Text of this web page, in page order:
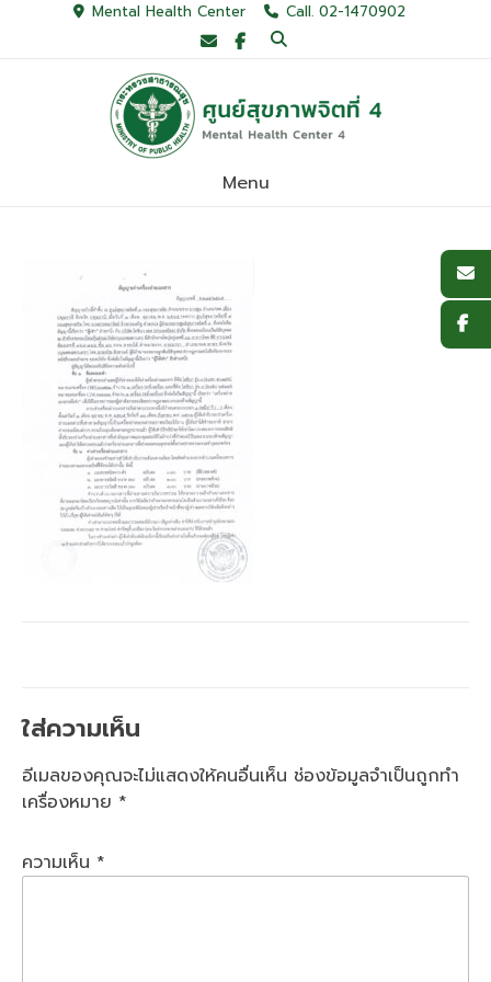
Mental Health Center Call. 02-1470902
Menu
ใส่ความเห็น
อีเมลของคุณจะไม่แสดงให้คนอื่นเห็น ช่องข้อมูลจำเป็นถูกทำ
เครื่องหมาย *
ความเห็น *